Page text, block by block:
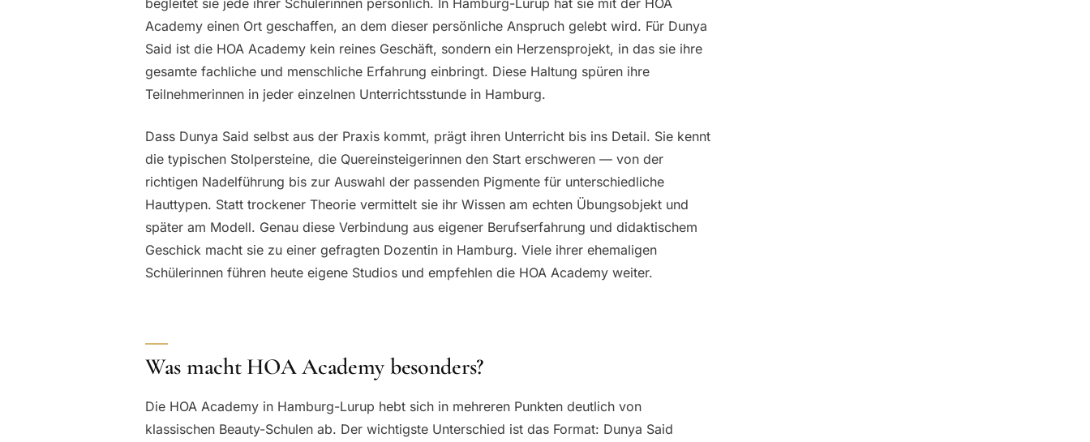
Academy einen Ort geschaffen, an dem dieser persönliche Anspruch gelebt wird. Für Dunya
Said ist die HOA Academy kein reines Geschäft, sondern ein Herzensprojekt, in das sie ihre
gesamte fachliche und menschliche Erfahrung einbringt. Diese Haltung spüren ihre
Teilnehmerinnen in jeder einzelnen Unterrichtsstunde in Hamburg.
Dass Dunya Said selbst aus der Praxis kommt, prägt ihren Unterricht bis ins Detail. Sie kennt
die typischen Stolpersteine, die Quereinsteigerinnen den Start erschweren — von der
richtigen Nadelführung bis zur Auswahl der passenden Pigmente für unterschiedliche
Hauttypen. Statt trockener Theorie vermittelt sie ihr Wissen am echten Übungsobjekt und
später am Modell. Genau diese Verbindung aus eigener Berufserfahrung und didaktischem
Geschick macht sie zu einer gefragten Dozentin in Hamburg. Viele ihrer ehemaligen
Schülerinnen führen heute eigene Studios und empfehlen die HOA Academy weiter.
Was macht HOA Academy besonders?
Die HOA Academy in Hamburg-Lurup hebt sich in mehreren Punkten deutlich von
klassischen Beauty-Schulen ab. Der wichtigste Unterschied ist das Format: Dunya Said